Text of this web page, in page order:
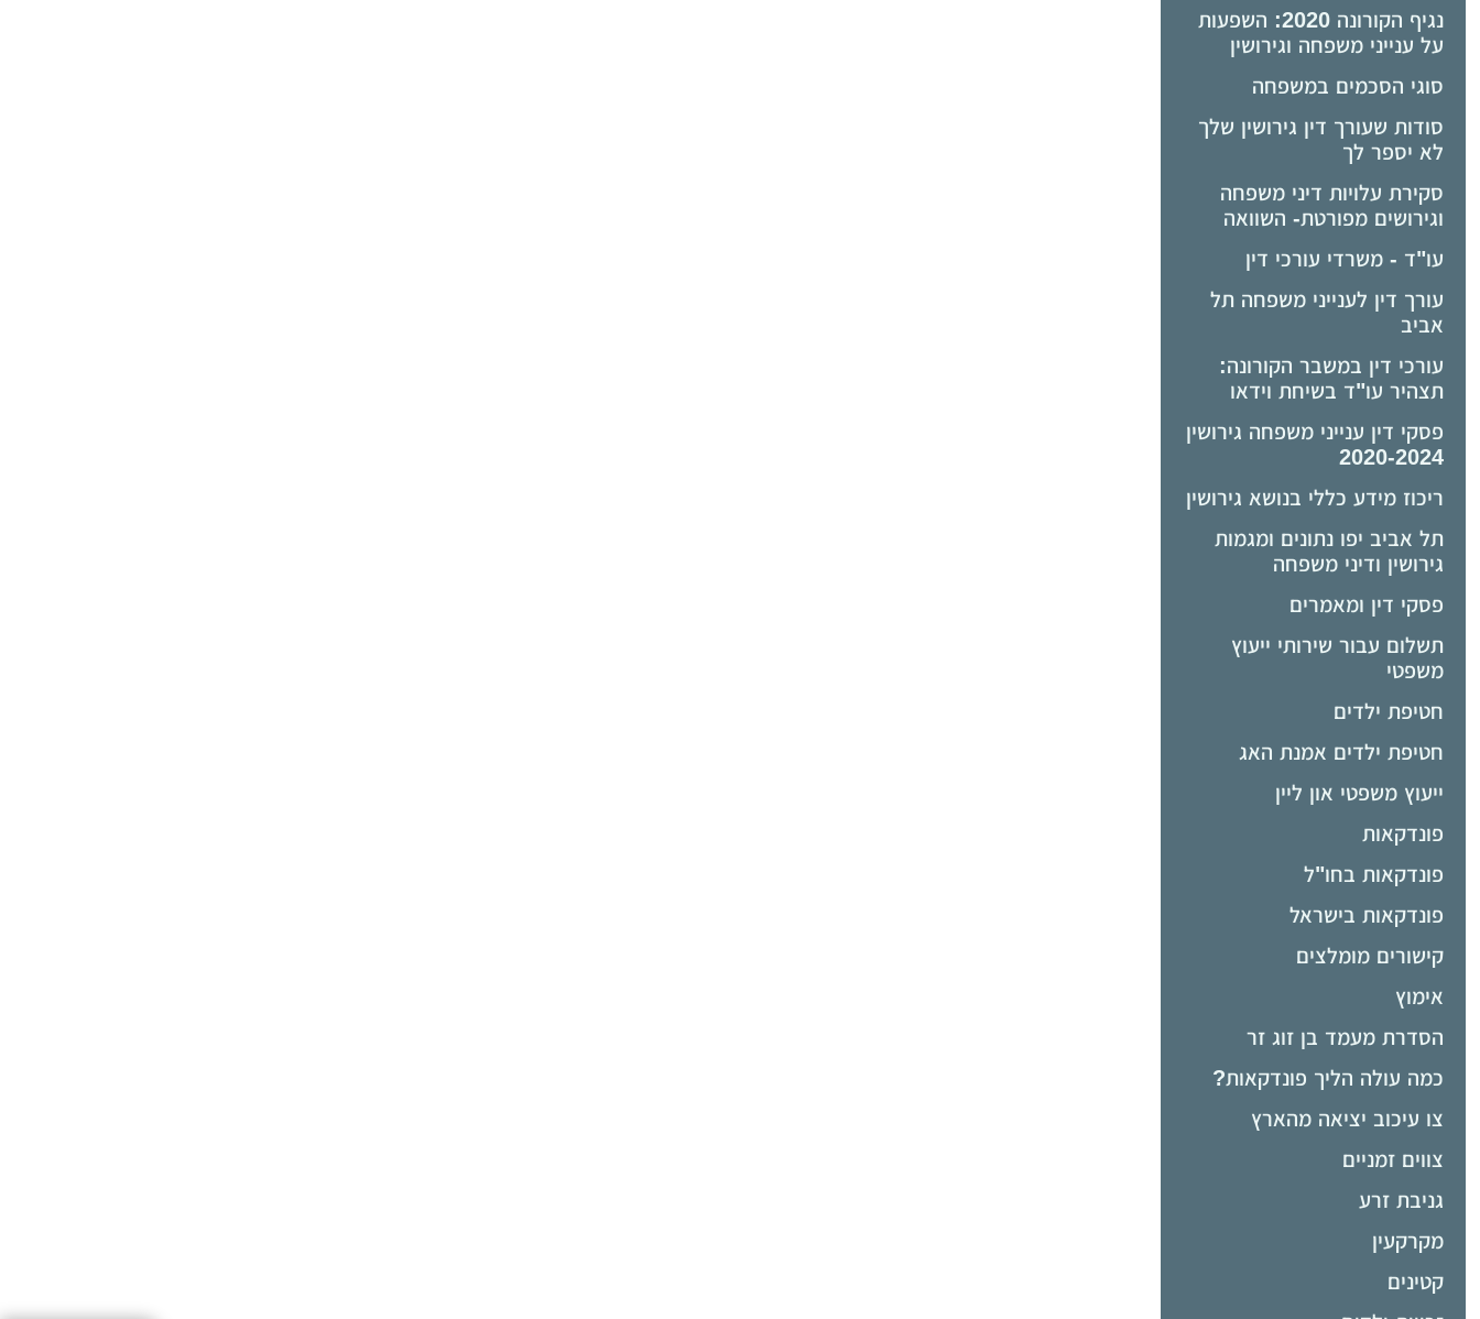
נגיף הקורונה 2020: השפעות
על ענייני משפחה וגירושין
סוגי הסכמים במשפחה
סודות שעורך דין גירושין שלך
לא יספר לך
סקירת עלויות דיני משפחה
וגירושים מפורטת- השוואה
עו"ד - משרדי עורכי דין
עורך דין לענייני משפחה תל
אביב
עורכי דין במשבר הקורונה:
תצהיר עו"ד בשיחת וידאו
פסקי דין ענייני משפחה גירושין
2020-2024
ריכוז מידע כללי בנושא גירושין
תל אביב יפו נתונים ומגמות
גירושין ודיני משפחה
פסקי דין ומאמרים
תשלום עבור שירותי ייעוץ
משפטי
חטיפת ילדים
חטיפת ילדים אמנת האג
ייעוץ משפטי און ליין
פונדקאות
פונדקאות בחו"ל
פונדקאות בישראל
קישורים מומלצים
אימוץ
הסדרת מעמד בן זוג זר
כמה עולה הליך פונדקאות?
צו עיכוב יציאה מהארץ
צווים זמניים
גניבת זרע
מקרקעין
קטינים